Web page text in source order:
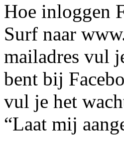
Hoe inloggen
Surf naar
mailadres vul
bent bij
vul je het
“Laat mij